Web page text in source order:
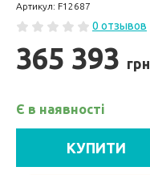
Артикул: F12687
0 отзывов
365 393 грн
Є в наявності
КУПИТИ